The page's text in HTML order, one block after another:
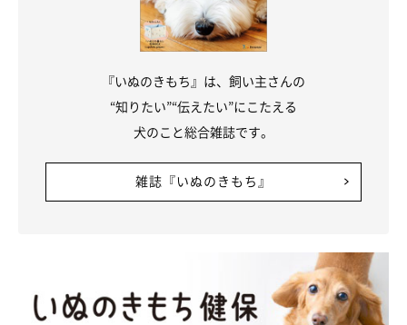
『いぬのきもち』は、飼い主さんの
“知りたい”“伝えたい”にこたえる
犬のこと総合雑誌です。
雑誌『いぬのきもち』